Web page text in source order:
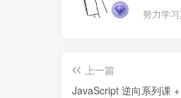
努力学
上一篇
JavaScript 逆向系列课